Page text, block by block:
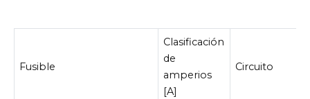
Fusible
Clasificación
de
amperios
[A]
Circuito